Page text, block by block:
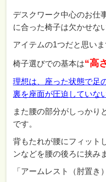
デスクワーク中心のお仕
に合った椅子は欠かせな
アイテムの1つだと思いま
椅子選びでの基本は“高
理想は、座った状態で足
裏を座面が圧迫していな
また腰の部分がしっかり
です。
背もたれが腰にフィット
ンなどを腰の後ろに挟み
「アームレスト（肘置き